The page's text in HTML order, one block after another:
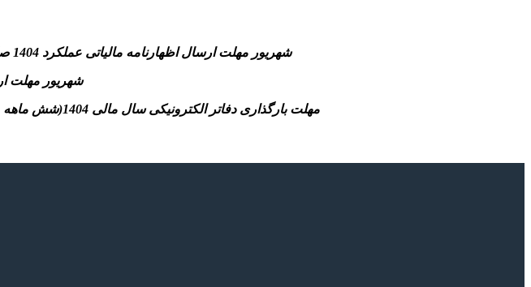
-31 شهریور مهلت ارسال اظهارنامه مالیاتی عملکرد 1404 صاحبان مشاغل و همچنین فرم مالیات مقطوع ماده ۱۰۰و پرداخت مالیات متعلق به سازمان امورمالیاتی
-31 شهریور مهلت ارسال اظهارنامه
-مهلت بارگذاری دفاتر الکترونیکی سال مالی 1404(شش ماهه منتهی به پایان سال مالی تا قبل از انقضای مهلت تسلیم اظهارنامه مالیاتی موضوع مواد ۱۰۰ و ۱۱۰ قانون)